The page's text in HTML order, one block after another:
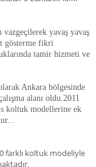
vazgeçilerek yavaş yavaş
gösterme fikri
tamir hizmeti ve
Ankara bölgesinde
alanı oldu. 2011
koltuk modellerine ek
farklı koltuk modeliyle